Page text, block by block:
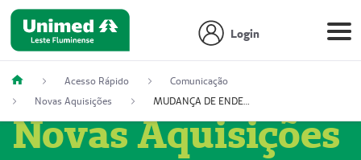
Login
Acesso Rápido
Comunicação
Novas Aquisições
MUDANÇA DE ENDEREÇO - DIAGITAB SERVIÇOS MÉDICOS LTDA (54003267-5)
Novas Aquisições